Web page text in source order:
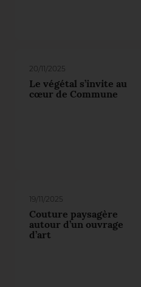
20/11/2025
Le végétal s’invite au
cœur de Commune
19/11/2025
Couture paysagère
autour d’un ouvrage
d’art